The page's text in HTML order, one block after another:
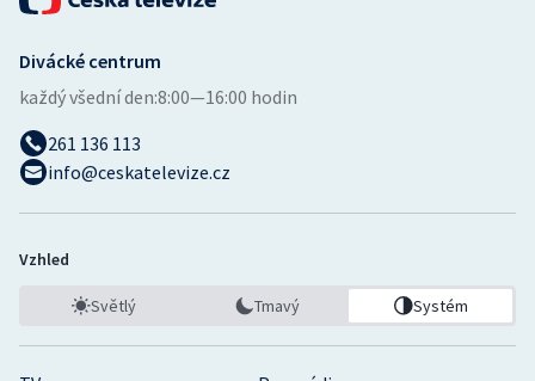
Divácké centrum
každý všední den:8:00—16:00 hodin
261 136 113
info@ceskatelevize.cz
Vzhled
Světlý Tmavý Systém